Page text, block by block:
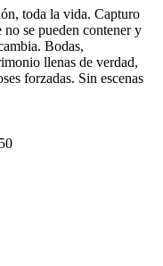
toda la vida. Capturo
se pueden contener y
Bodas,
llenas de verdad,
forzadas. Sin escenas